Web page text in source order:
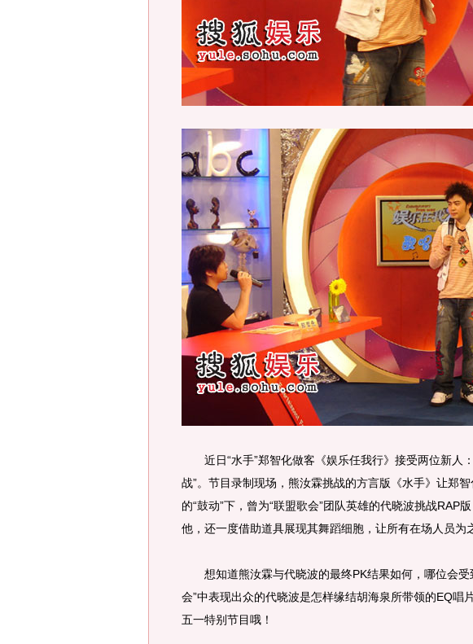
近日“水手”郑智化做客《娱乐任我行》接受两位新人
战”。节目录制现场，熊汝霖挑战的方言版《水手》让郑
的“鼓动”下，曾为“联盟歌会”团队英雄的代晓波挑战RAP
他，还一度借助道具展现其舞蹈细胞，让所有在场人员为
想知道熊汝霖与代晓波的最终PK结果如何，哪位会受
会”中表现出众的代晓波是怎样缘结胡海泉所带领的EQ唱
五一特别节目哦！